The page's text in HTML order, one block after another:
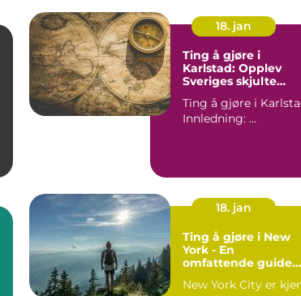
18. jan
Ting å gjøre i
Karlstad: Opplev
Sveriges skjulte
Ting å gjøre i
Innledning: ...
18. jan
Ting å gjøre i New
York - En
omfattende guide
unge mennesker
New York City er